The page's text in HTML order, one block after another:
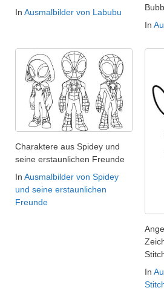
In Ausmalbilder von Labubu
In
Charaktere aus Spidey und
seine erstaunlichen Freunde
In Ausmalbilder von Spidey
und seine erstaunlichen
Freunde
In